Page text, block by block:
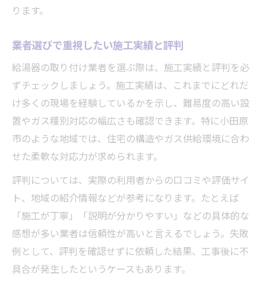
ります。
業者選びで重視したい施工実績と評判
給湯器の取り付け業者を選ぶ際は、施工実績と評判を必
ずチェックしましょう。施工実績は、これまでにどれだ
け多くの現場を経験しているかを示し、難易度の高い設
置やガス種別対応の幅広さも確認できます。特に小田原
市のような地域では、住宅の構造やガス供給環境に合わ
せた柔軟な対応力が求められます。
評判については、実際の利用者からの口コミや評価サイ
ト、地域の紹介情報などが参考になります。たとえば
「施工が丁寧」「説明が分かりやすい」などの具体的な
感想が多い業者は信頼性が高いと言えるでしょう。失敗
例として、評判を確認せずに依頼した結果、工事後に不
具合が発生したというケースもあります。